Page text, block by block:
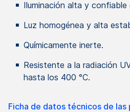
Iluminación alta y
Luz homogénea y alta
Químicamente inerte.
Resistente a la radiación
hasta los 400 °C.
Ficha de datos técnicos de